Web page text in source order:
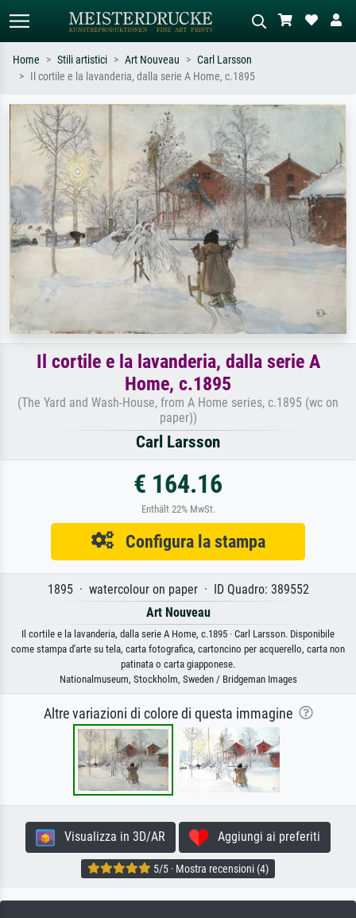
Cerca per artista, titolo o stile – es.
Monet, Notte stellata,
Impressionismo, onda di Hokusai,
nudo.
Descrivi la scena – es. prato verde,
astratto con molto rosso, dipinto a
olio scuro, nudo in piedi vicino a un
albero.
Home Stili artistici Art Nouveau
Carl Larsson
Il cortile e la lavanderia, dalla serie A Home, c.1895
Il cortile e la lavanderia, dalla serie A
Home, c.1895
(The Yard and Wash-House, from A Home series, c.1895 (wc on
paper))
Carl Larsson
€ 164.16
Enthält 22% MwSt.
Configura la stampa
1895 · watercolour on paper · ID Quadro: 389552
Art Nouveau
Il cortile e la lavanderia, dalla serie A Home, c.1895 · Carl Larsson. Disponibile
come stampa d'arte su tela, carta fotografica, cartoncino per acquerello, carta non
patinata o carta giapponese.
Nationalmuseum, Stockholm, Sweden / Bridgeman Images
Altre variazioni di colore di questa immagine
Visualizza in 3D/AR Aggiungi ai preferiti
5/5 · Mostra recensioni (4)